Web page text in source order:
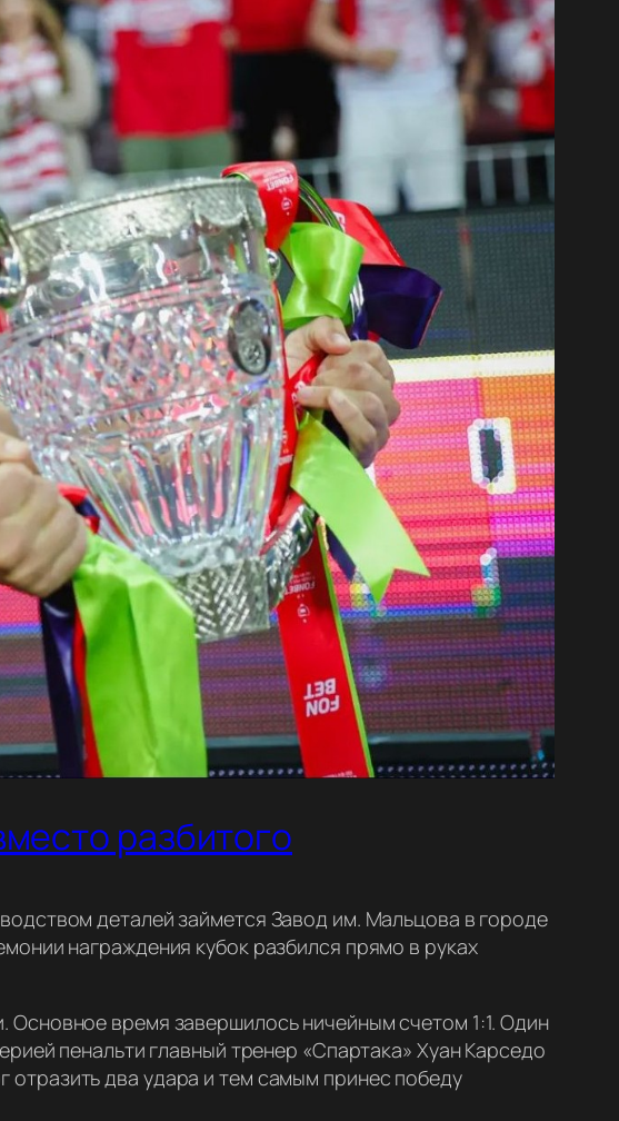
разбитого
деталей займется Завод им. Мальцова в городе
награждения кубок разбился прямо в руках
время завершилось ничейным счетом 1:1. Один
пенальти главный тренер «Спартака» Хуан Карседо
два удара и тем самым принес победу